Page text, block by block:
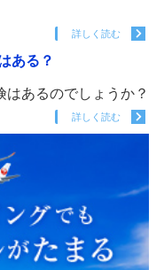
詳しく読む
ある？
あるのでしょうか？
詳しく読む